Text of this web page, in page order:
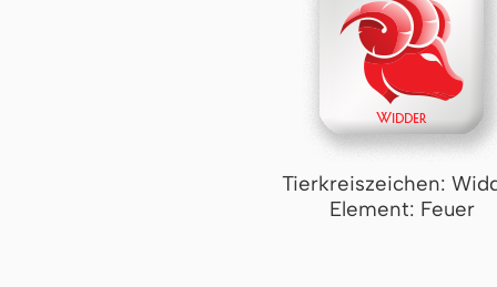
Tierkreiszeichen:
Element: Feuer